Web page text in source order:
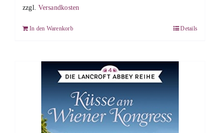
zzgl.Versandkosten
In den Warenkorb Details